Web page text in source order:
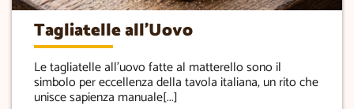
Tagliatelle all’Uovo
Le tagliatelle all’uovo fatte al matterello sono il
simbolo per eccellenza della tavola italiana, un rito che
unisce sapienza manuale[...]